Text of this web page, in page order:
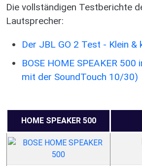
Die vollständigen Testberichte
Lautsprecher:
Der JBL GO 2 Test - Klein &
BOSE HOME SPEAKER
mit der SoundTouch 10/30)
HOME SPEAKER 500